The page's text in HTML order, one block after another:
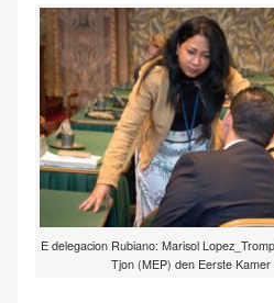
E delegacion Rubiano: Marisol
Tjon (MEP) den Eerste